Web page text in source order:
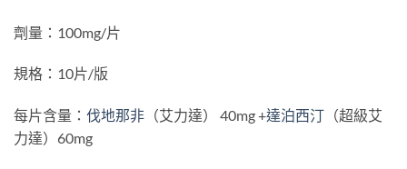
劑量：100mg/片
規格：10片/版
每片含量： 伐地那非 （艾力達） 40mg +達泊西汀 （超級艾
力達）60mg